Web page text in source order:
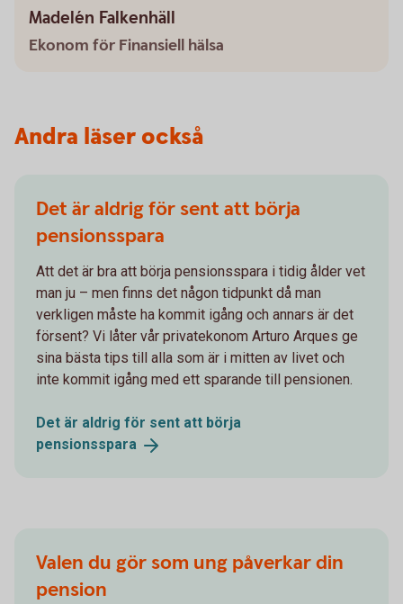
Madelén Falkenhäll
Ekonom för Finansiell hälsa
Andra läser också
Det är aldrig för sent att börja
pensionsspara
Att det är bra att börja pensionsspara i tidig ålder vet
man ju – men finns det någon tidpunkt då man
verkligen måste ha kommit igång och annars är det
försent? Vi låter vår privatekonom Arturo Arques ge
sina bästa tips till alla som är i mitten av livet och
inte kommit igång med ett sparande till pensionen.
Det är aldrig för sent att börja
pensionsspara
Valen du gör som ung påverkar din
pension